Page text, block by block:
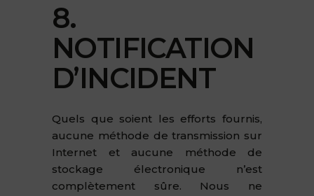
8.
NOTIFICATION
D’INCIDENT
Quels que soient les efforts fournis,
aucune méthode de transmission sur
Internet et aucune méthode de
stockage électronique n’est
complètement sûre. Nous ne